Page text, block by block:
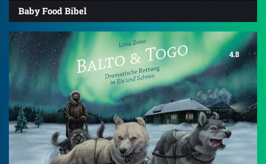
Baby Food Bibel
4.8